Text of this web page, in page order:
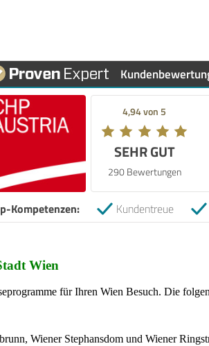
4,94 von 5
SEHR GUT
290 Bewertungen
Kompetenzen: Kundentreue
Wien
für Ihren Wien Besuch. Die
Wiener Stephansdom und Wiener